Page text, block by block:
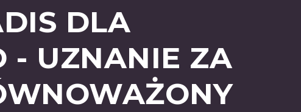
DLA
- UZNANIE ZA